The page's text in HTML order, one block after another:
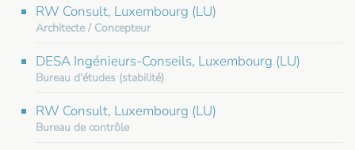
RW Consult, Luxembourg (LU)
Architecte / Concepteur
DESA Ingénieurs-Conseils, Luxembourg (LU)
Bureau d'études (stabilité)
RW Consult, Luxembourg (LU)
Bureau de contrôle